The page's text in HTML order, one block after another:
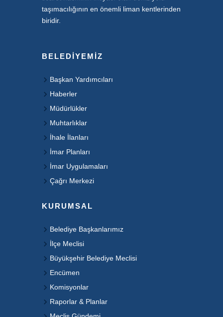
taşımacılığının en önemli liman kentlerinden
biridir.
BELEDIYEMIZ
Başkan Yardımcıları
Haberler
Müdürlükler
Muhtarlıklar
İhale İlanları
İmar Planları
İmar Uygulamaları
Çağrı Merkezi
KURUMSAL
Belediye Başkanlarımız
İlçe Meclisi
Büyükşehir Belediye Meclisi
Encümen
Komisyonlar
Raporlar & Planlar